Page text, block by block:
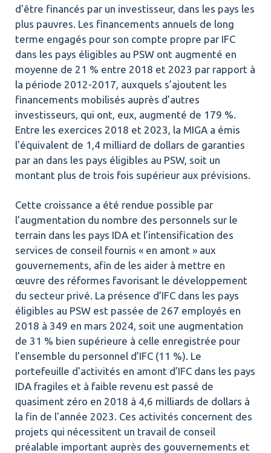
d'être financés par un investisseur, dans les pays les
plus pauvres. Les financements annuels de long
terme engagés pour son compte propre par IFC
dans les pays éligibles au PSW ont augmenté en
moyenne de 21 % entre 2018 et 2023 par rapport à
la période 2012-2017, auxquels s’ajoutent les
financements mobilisés auprès d’autres
investisseurs, qui ont, eux, augmenté de 179 %.
Entre les exercices 2018 et 2023, la MIGA a émis
l'équivalent de 1,4 milliard de dollars de garanties
par an dans les pays éligibles au PSW, soit un
montant plus de trois fois supérieur aux prévisions.
Cette croissance a été rendue possible par
l’augmentation du nombre des personnels sur le
terrain dans les pays IDA et l’intensification des
services de conseil fournis « en amont » aux
gouvernements, afin de les aider à mettre en
œuvre des réformes favorisant le développement
du secteur privé. La présence d’IFC dans les pays
éligibles au PSW est passée de 267 employés en
2018 à 349 en mars 2024, soit une augmentation
de 31 % bien supérieure à celle enregistrée pour
l’ensemble du personnel d’IFC (11 %). Le
portefeuille d'activités en amont d’IFC dans les pays
IDA fragiles et à faible revenu est passé de
quasiment zéro en 2018 à 4,6 milliards de dollars à
la fin de l'année 2023. Ces activités concernent des
projets qui nécessitent un travail de conseil
préalable important auprès des gouvernements et